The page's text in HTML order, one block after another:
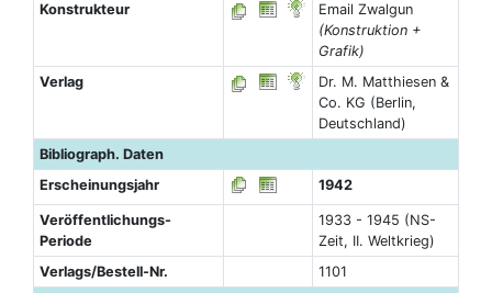
Konstrukteur
Email Zwalgun
(Konstruktion +
Grafik)
Verlag
Dr. M. Matthiesen &
Co. KG (Berlin,
Deutschland)
Bibliograph. Daten
Erscheinungsjahr
1942
Veröffentlichungs-
Periode
1933 - 1945 (NS-
Zeit, II. Weltkrieg)
Verlags/Bestell-Nr.
1101